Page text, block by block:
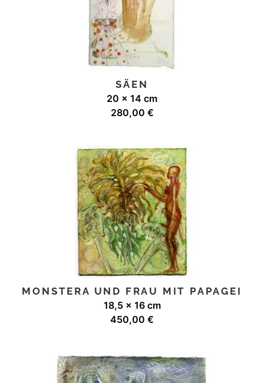
SÄEN
20 x 14 cm
280,00 €
MONSTERA UND FRAU MIT PAPAGEI
18,5 x 16 cm
450,00 €